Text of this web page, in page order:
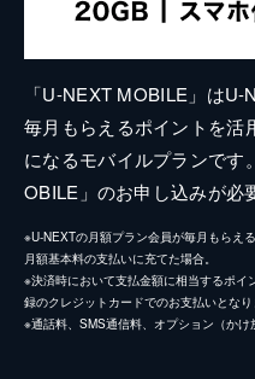
「U-NEXT MOBILE」は
毎月もらえるポイントを活
になるモバイルプランです
OBILE」のお申し込みが必
※U-NEXTの月額プラン会員が毎月もらえ
月額基本料の支払いに充てた場合。
※決済時において支払金額に相当するポ
録のクレジットカードでのお支払いとなり
※通話料、SMS通信料、オプション（かけ